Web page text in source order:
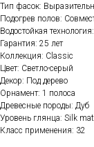
Тип фасок:
Подогрев полов:
Водостойкая
Гарантия: 25 лет
Коллекция: Classic
Цвет: Светло-серый
Декор: Под дерево
Орнамент: 1 полоса
Древесные породы: Дуб
Уровень глянца: Silk
Класс применения: 32